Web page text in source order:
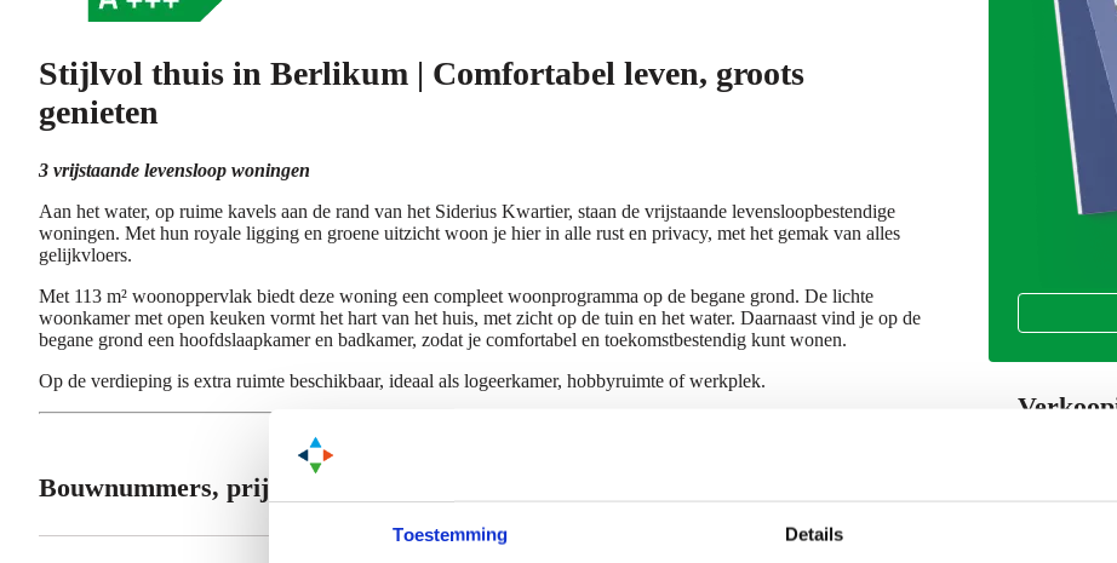
Toestemming Details
Stijlvol thuis in Berlikum | Comfortabel leven, groots
genieten
3 vrijstaande levensloop woningen
Aan het water, op ruime kavels aan de rand van het Siderius Kwartier, staan de vrijstaande levensloopbestendige
woningen. Met hun royale ligging en groene uitzicht woon je hier in alle rust en privacy, met het gemak van alles
gelijkvloers.
Met 113 m² woonoppervlak biedt deze woning een compleet woonprogramma op de begane grond. De lichte
woonkamer met open keuken vormt het hart van het huis, met zicht op de tuin en het water. Daarnaast vind je op de
begane grond een hoofdslaapkamer en badkamer, zodat je comfortabel en toekomstbestendig kunt wonen.
Op de verdieping is extra ruimte beschikbaar, ideaal als logeerkamer, hobbyruimte of werkplek.
Bouwnummers, prijzen en beschikbaarheid